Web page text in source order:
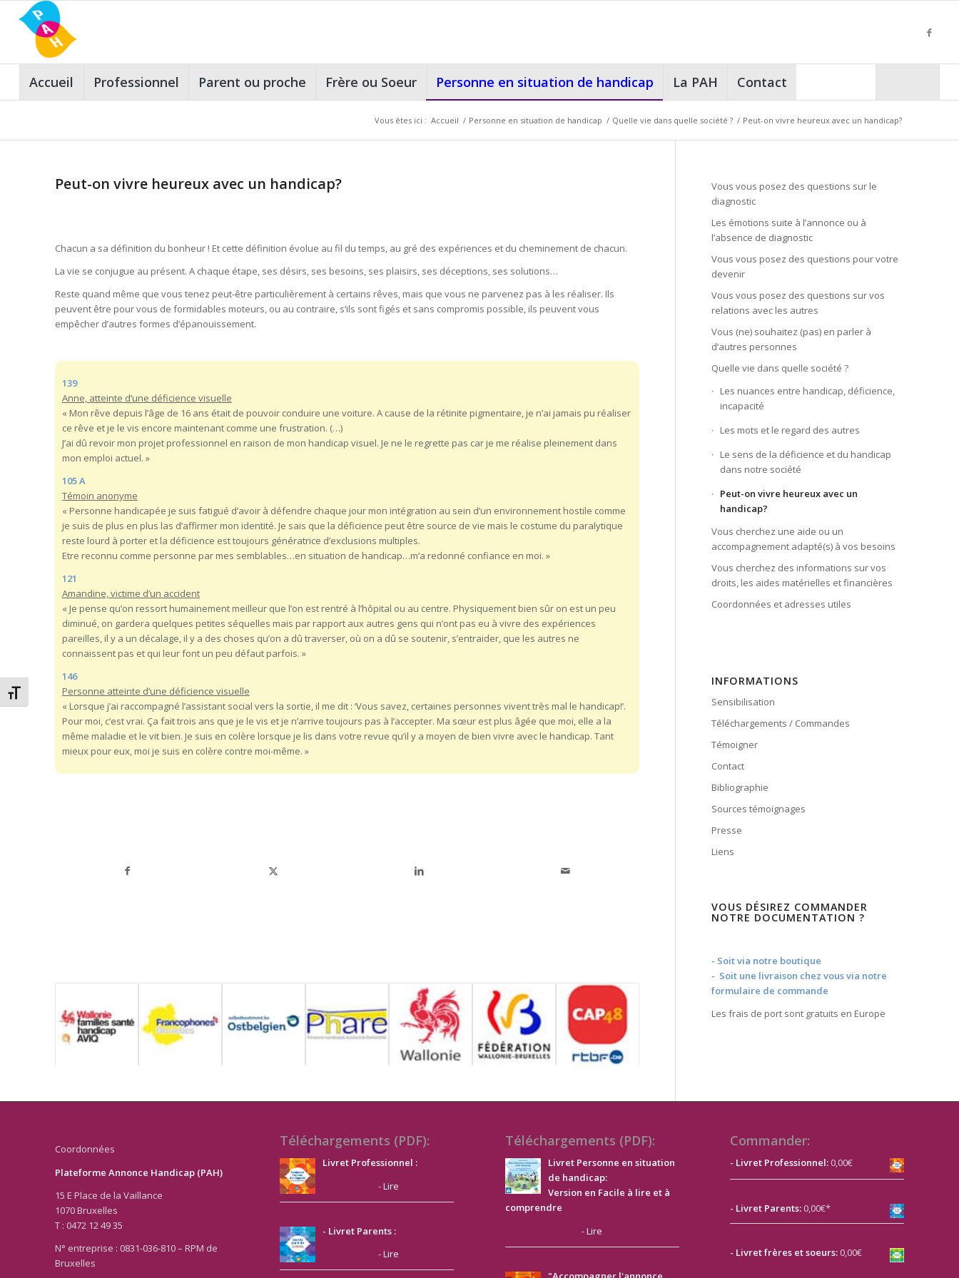
Changer la taille de la police
Accueil Professionnel Parent ou proche Frère ou Soeur Personne en situation de handicap La PAH Contact
Vous êtes ici : Accueil / Personne en situation de handicap / Quelle vie dans quelle société ? / Peut-on vivre heureux avec un handicap?
Peut-on vivre heureux avec un handicap?
Chacun a sa définition du bonheur ! Et cette définition évolue au fil du temps, au gré des expériences et du cheminement de chacun.
La vie se conjugue au présent. A chaque étape, ses désirs, ses besoins, ses plaisirs, ses déceptions, ses solutions…
Reste quand même que vous tenez peut-être particulièrement à certains rêves, mais que vous ne parvenez pas à les réaliser. Ils
peuvent être pour vous de formidables moteurs, ou au contraire, s’ils sont figés et sans compromis possible, ils peuvent vous
empêcher d’autres formes d’épanouissement.
139
Anne, atteinte d’une déficience visuelle
« Mon rêve depuis l’âge de 16 ans était de pouvoir conduire une voiture. A cause de la rétinite pigmentaire, je n’ai jamais pu réaliser
ce rêve et je le vis encore maintenant comme une frustration. (…)
J’ai dû revoir mon projet professionnel en raison de mon handicap visuel. Je ne le regrette pas car je me réalise pleinement dans
mon emploi actuel. »
105 A
Témoin anonyme
« Personne handicapée je suis fatigué d’avoir à défendre chaque jour mon intégration au sein d’un environnement hostile comme
je suis de plus en plus las d’affirmer mon identité. Je sais que la déficience peut être source de vie mais le costume du paralytique
reste lourd à porter et la déficience est toujours génératrice d’exclusions multiples.
Etre reconnu comme personne par mes semblables…en situation de handicap…m’a redonné confiance en moi. »
121
Amandine, victime d’un accident
« Je pense qu’on ressort humainement meilleur que l’on est rentré à l’hôpital ou au centre. Physiquement bien sûr on est un peu
diminué, on gardera quelques petites séquelles mais par rapport aux autres gens qui n’ont pas eu à vivre des expériences
pareilles, il y a un décalage, il y a des choses qu’on a dû traverser, où on a dû se soutenir, s’entraider, que les autres ne
connaissent pas et qui leur font un peu défaut parfois. »
146
Personne atteinte d’une déficience visuelle
« Lorsque j’ai raccompagné l’assistant social vers la sortie, il me dit : ‘Vous savez, certaines personnes vivent très mal le handicap!’.
Pour moi, c’est vrai. Ça fait trois ans que je le vis et je n’arrive toujours pas à l’accepter. Ma sœur est plus âgée que moi, elle a la
même maladie et le vit bien. Je suis en colère lorsque je lis dans votre revue qu’il y a moyen de bien vivre avec le handicap. Tant
mieux pour eux, moi je suis en colère contre moi-même. »
Vous vous posez des questions sur le
diagnostic
Les émotions suite à l’annonce ou à
l’absence de diagnostic
Vous vous posez des questions pour votre
devenir
Vous vous posez des questions sur vos
relations avec les autres
Vous (ne) souhaitez (pas) en parler à
d’autres personnes
Quelle vie dans quelle société ?
Les nuances entre handicap, déficience,
incapacité
Les mots et le regard des autres
Le sens de la déficience et du handicap
dans notre société
Peut-on vivre heureux avec un
handicap?
Vous cherchez une aide ou un
accompagnement adapté(s) à vos besoins
Vous cherchez des informations sur vos
droits, les aides matérielles et financières
Coordonnées et adresses utiles
INFORMATIONS
Sensibilisation
Téléchargements / Commandes
Témoigner
Contact
Bibliographie
Sources témoignages
Presse
Liens
VOUS DÉSIREZ COMMANDER
NOTRE DOCUMENTATION ?
- Soit via notre boutique
- Soit une livraison chez vous via notre
formulaire de commande
Les frais de port sont gratuits en Europe
Coordonnées
Plateforme Annonce Handicap (PAH)
15 E Place de la Vaillance
1070 Bruxelles
T : 0472 12 49 35
N° entreprise : 0831-036-810 – RPM de
Bruxelles
Téléchargements (PDF):
Livret Professionnel :
-Lire
- Livret Parents :
-Lire
Téléchargements (PDF):
Livret Personne en situation
de handicap:
Version en Facile à lire et à
comprendre
-Lire
Commander:
- Livret Professionnel:0,00€
- Livret Parents:0,00€*
- Livret frères et soeurs:0,00€